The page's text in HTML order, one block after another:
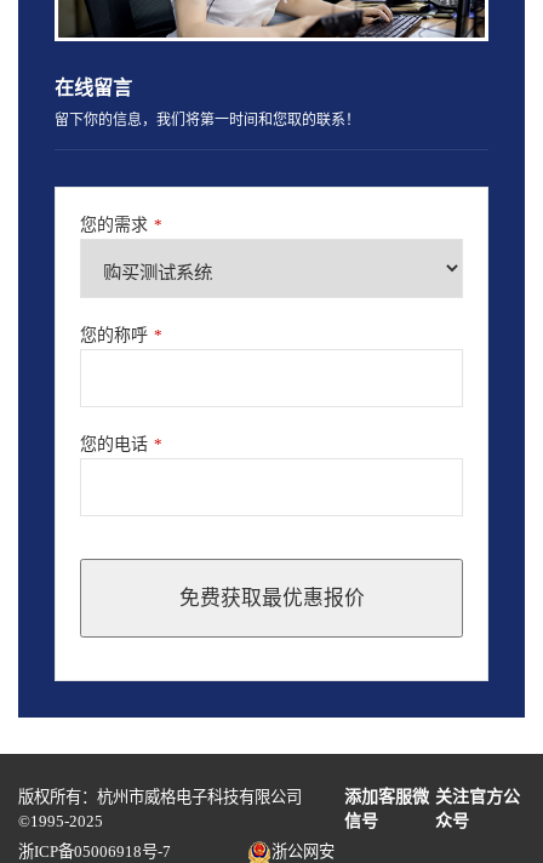
在线留言
留下你的信息，我们将第一时间和您取的联系！
您的需求 *
您的称呼 *
您的电话 *
免费获取最优惠报价
should
blank
版权所有：杭州市威格电子科技有限公司
©1995-2025
添加客服微
信号
关注官方公
众号
浙ICP备05006918号-7
浙公网安